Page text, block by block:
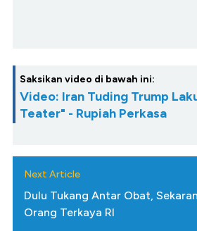
Saksikan video di bawah ini:
Video: Iran Tuding Trump
Teater" - Rupiah Perkasa
Next Article
Dulu Tukang Antar Obat,
Orang Terkaya RI